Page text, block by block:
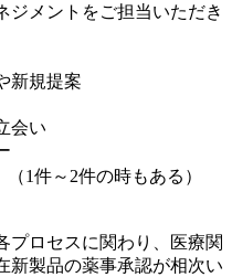
ジメントをご担当いただき
新規提案
会い
1件～2件の時もある）
プロセスに関わり、医療関
新製品の薬事承認が相次い